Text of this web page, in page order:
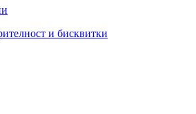
и бисквитки